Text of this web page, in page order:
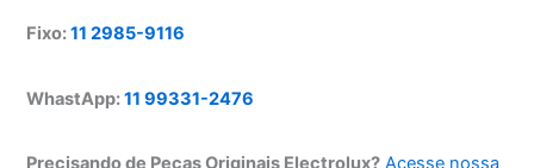
Fixo:11 2985-9116
WhastApp:11 99331-2476
Precisando de Peças Originais Electrolux? Acesse nossa